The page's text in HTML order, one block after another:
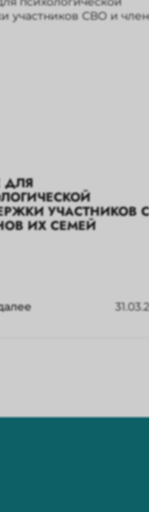
ДЛЯ
УЧАСТНИКОВ
ИХ СЕМЕЙ